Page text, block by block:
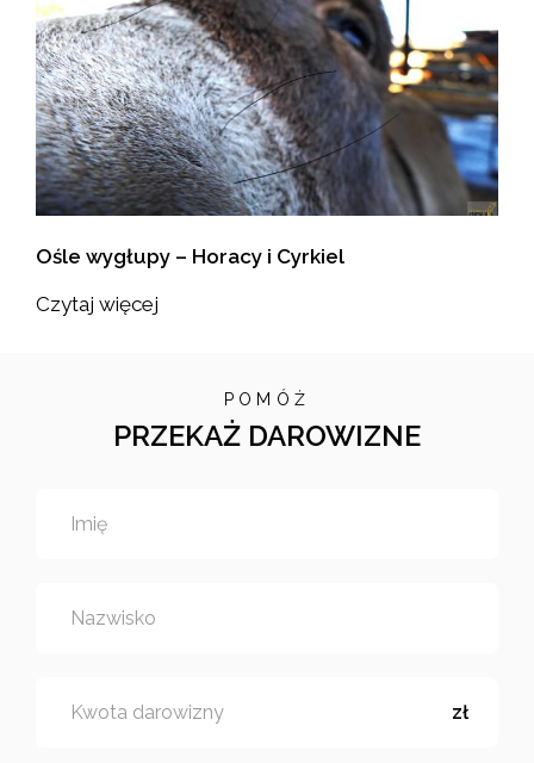
Ośle wygłupy – Horacy i Cyrkiel
Czytaj więcej
POMÓŻ
PRZEKAŻ DAROWIZNE
Imię
Nazwisko
Kwota darowizny zł